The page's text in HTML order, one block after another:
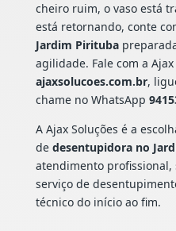
cheiro ruim, o vaso está
está retornando, conte
Jardim Pirituba
agilidade. Fale com a
ajaxsolucoes.com.br,
chame no WhatsApp
A Ajax Soluções é a
de desentupidora no
atendimento
serviço de
técnico do início ao fim.